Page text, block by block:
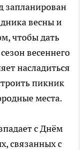
запланирован
весны и
чтобы дать
весеннего
насладиться
пикник
места.
с Днём
связанных с